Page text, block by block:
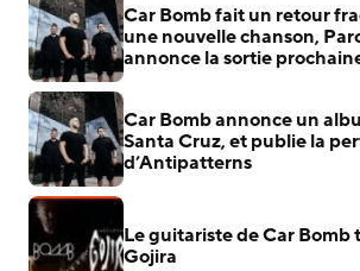
Car Bomb fait un retour
une nouvelle chanson,
annonce la sortie
Car Bomb annonce un
Santa Cruz, et publie la
d’Antipatterns
Le guitariste de Car Bomb
Gojira